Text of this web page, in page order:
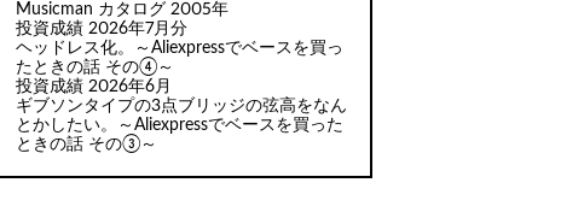
Musicman カタログ 2005年
投資成績 2026年7月分
ヘッドレス化。～Aliexpressでベースを買っ
たときの話 その④～
投資成績 2026年6月
ギブソンタイプの3点ブリッジの弦高をなん
とかしたい。～Aliexpressでベースを買った
ときの話 その③～